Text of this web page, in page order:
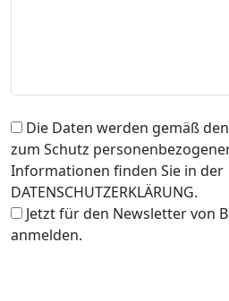
Die Daten werden gemäß
zum Schutz
Informationen finden Sie in der
DATENSCHUTZERKLÄRUNG.
Jetzt für den Newsletter von
anmelden.